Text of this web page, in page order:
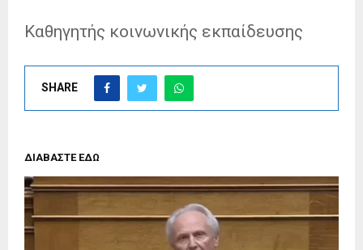
Καθηγητής κοινωνικής εκπαίδευσης
SHARE
ΔΙΑΒΑΣΤΕ ΕΔΩ